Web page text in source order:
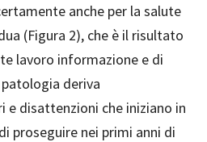
anche per la salute
(Figura 2), che è il risultato
lavoro informazione e di
deriva
e disattenzioni che iniziano in
proseguire nei primi anni di